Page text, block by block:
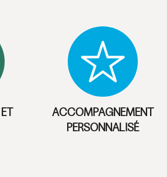
ACCOMPAGNEMENT
PERSONNALISÉ